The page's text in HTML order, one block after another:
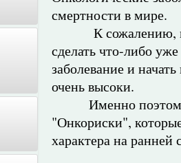
смертности в мире.
К сожалению,
сделать что-либо
заболевание и
очень высоки.
Именно поэтому
"Онкориски",
характера на ранней